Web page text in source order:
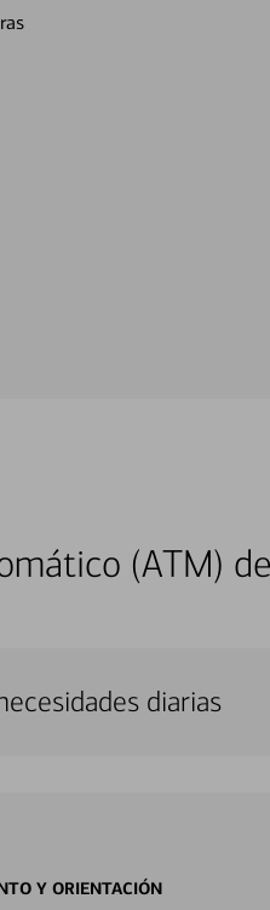
(ATM)
diarias
Y ORIENTACIÓN